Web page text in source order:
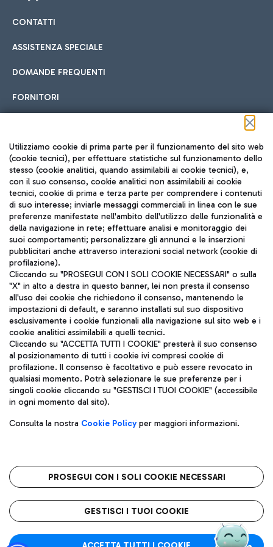
Cucina Internazionale
Fast Food
Pizza
Gelateria
Wine Bar & Sparkling
Hotel in aeroporto
Scegli l'alloggio più adatto e approfitta della vicinanza
all'aeroporto.
Car sharing
Con il Car Sharing è ancora più facile spostarsi
Treno
Raggiungi velocemente l'aeroporto di Fiumicino da Roma
tramite i servizi ferroviari Trenitalia.
Autobus
Scopri le linee di autobus per raggiungere l'aeroporto
Leonardo Da Vinci.
Raggiungi l’aeroporto senza pensieri con il servizio di taxi a
Ristoranti
Scopri la nostra offerta per una pausa gustosa in aeroporto
Mappa Aeroporto Fiumicino
CONTATTI
ASSISTENZA SPECIALE
DOMANDE FREQUENTI
FORNITORI
Seguici sui social
TRAVEL JOURNAL
ITA
Aeroporti di Roma S.p.A. - Società soggetta a direzione e
coordinamento di Mundys S.p.A.
Codice fiscale e Registro delle Imprese di Roma 13032990155 P.
IVA 06572251004
Capitale sociale 62.224.743,00 int. vers.
Sede legale: Via Pier Paolo Racchetti 1 - 00054 Fiumicino (RM)
telefono +39 06 65951
Privacy policy
Note legali
Roma FCO
L'aeroporto stellato
Utilizziamo cookie di prima parte per il funzionamento del sito web
(cookie tecnici), per effettuare statistiche sul funzionamento dello
stesso (cookie analitici, quando assimilabili ai cookie tecnici), e,
con il suo consenso, cookie analitici non assimilabili ai cookie
tecnici, cookie di prima e terza parte per comprendere i contenuti
di suo interesse; inviarle messaggi commerciali in linea con le sue
preferenze manifestate nell'ambito dell'utilizzo delle funzionalità e
della navigazione in rete; effettuare analisi e monitoraggio dei
suoi comportamenti; personalizzare gli annunci e le inserzioni
pubblicitari anche attraverso interazioni social network (cookie di
profilazione).
Cliccando su "PROSEGUI CON I SOLI COOKIE NECESSARI" o sulla
"X" in alto a destra in questo banner, lei non presta il consenso
all'uso dei cookie che richiedono il consenso, mantenendo le
impostazioni di default, e saranno installati sul suo dispositivo
esclusivamente i cookie funzionali alla navigazione sul sito web e i
cookie analitici assimilabili a quelli tecnici.
Cliccando su "ACCETTA TUTTI I COOKIE" presterà il suo consenso
al posizionamento di tutti i cookie ivi compresi cookie di
profilazione. Il consenso è facoltativo e può essere revocato in
qualsiasi momento. Potrà selezionare le sue preferenze per i
singoli cookie cliccando su "GESTISCI I TUOI COOKIE" (accessibile
in ogni momento dal sito).
Consulta la nostra Cookie Policyper maggiori informazioni.
PROSEGUI CON I SOLI COOKIE NECESSARI
GESTISCI I TUOI COOKIE